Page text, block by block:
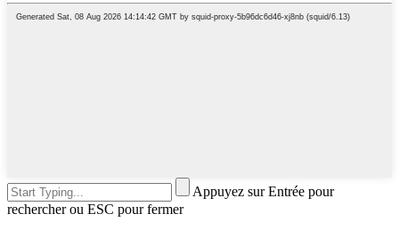
Appuyez sur Entrée pour
rechercher ou ESC pour fermer